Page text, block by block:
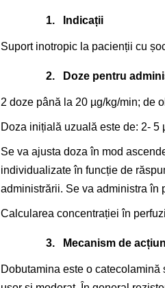
1. Indicații
Suport inotropic la pacienții cu
2. Doze pentru
2 doze până la 20 µg/kg/min; de
Doza inițială uzuală este de: 2- 5
Se va ajusta doza în mod
individualizate în funcție de
administrării. Se va administra în
Calcularea concentrației în
3. Mecanism de
Dobutamina este o